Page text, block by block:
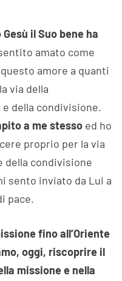
il Suo bene ha
amato come
amore a quanti
via della
e della condivisione.
a me stesso ed ho
proprio per la via
della condivisione
sento inviato da Lui a
pace.
fino all’Oriente
oggi, riscoprire il
missione e nella